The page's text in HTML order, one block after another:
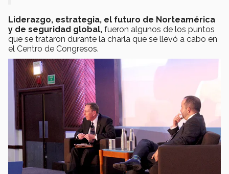
Liderazgo, estrategia, el futuro de Norteamérica
y de seguridad global, fueron algunos de los puntos
que se trataron durante la charla que se llevó a cabo en
el Centro de Congresos.